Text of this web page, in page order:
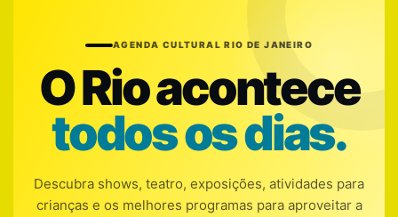
AGENDA CULTURAL RIO DE JANEIRO
O Rio acontece
todos os dias.
Descubra shows, teatro, exposições, atividades para
crianças e os melhores programas para aproveitar a